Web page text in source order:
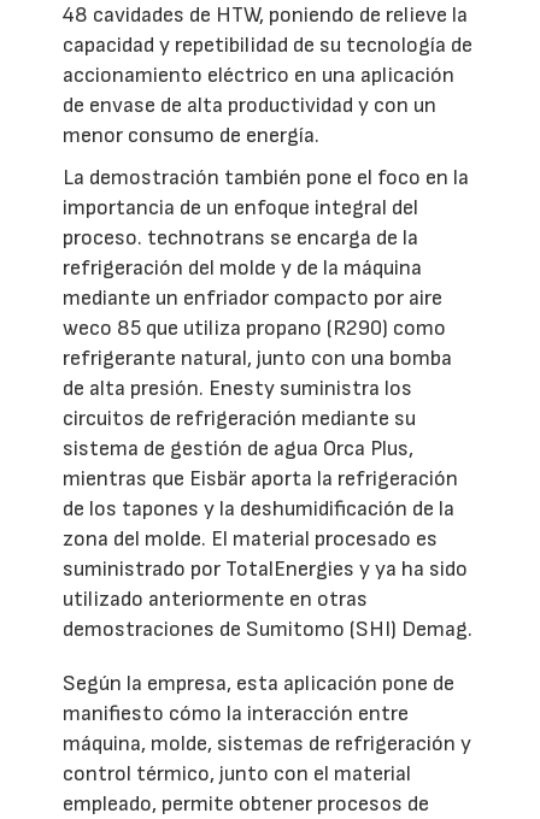
48 cavidades de HTW, poniendo de relieve la
capacidad y repetibilidad de su tecnología de
accionamiento eléctrico en una aplicación
de envase de alta productividad y con un
menor consumo de energía.
La demostración también pone el foco en la
importancia de un enfoque integral del
proceso. technotrans se encarga de la
refrigeración del molde y de la máquina
mediante un enfriador compacto por aire
weco 85 que utiliza propano (R290) como
refrigerante natural, junto con una bomba
de alta presión. Enesty suministra los
circuitos de refrigeración mediante su
sistema de gestión de agua Orca Plus,
mientras que Eisbär aporta la refrigeración
de los tapones y la deshumidificación de la
zona del molde. El material procesado es
suministrado por TotalEnergies y ya ha sido
utilizado anteriormente en otras
demostraciones de Sumitomo (SHI) Demag.
Según la empresa, esta aplicación pone de
manifiesto cómo la interacción entre
máquina, molde, sistemas de refrigeración y
control térmico, junto con el material
empleado, permite obtener procesos de